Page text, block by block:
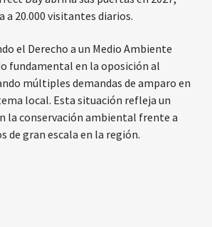
a 20.000 visitantes diarios.
el Derecho a un Medio Ambiente
fundamental en la oposición al
múltiples demandas de amparo en
local. Esta situación refleja un
la conservación ambiental frente a
de gran escala en la región.